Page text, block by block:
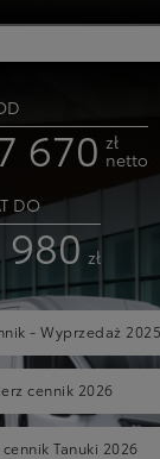
670 zł
netto
DO
980 zł
- Wyprzedaż 2025
cennik 2026
Tanuki 2026